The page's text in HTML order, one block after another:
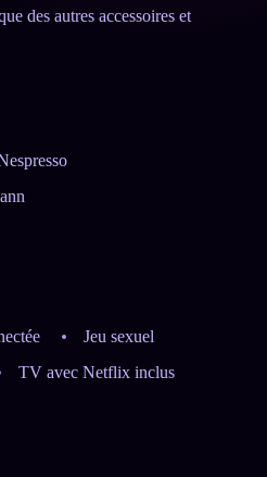
des autres accessoires et
Jeu sexuel
TV avec Netflix inclus